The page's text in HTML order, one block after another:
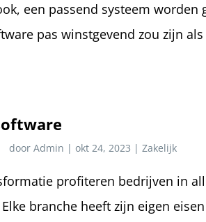
een passend systeem worden
pas winstgevend zou zijn
door Admin | okt 24, 2023 | Zakelijk
profiteren bedrijven in
branche heeft zijn eigen